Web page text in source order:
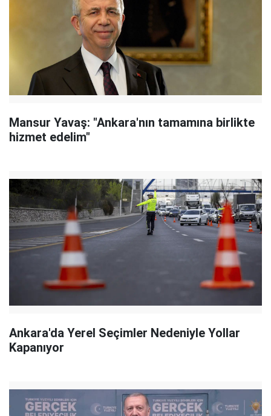
Mansur Yavaş: "Ankara'nın tamamına birlikte
hizmet edelim"
Ankara'da Yerel Seçimler Nedeniyle Yollar
Kapanıyor